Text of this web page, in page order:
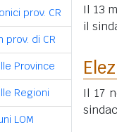
prov. CR
prov. di CR
Province
Regioni
LOM
Il 13
il
Il 17